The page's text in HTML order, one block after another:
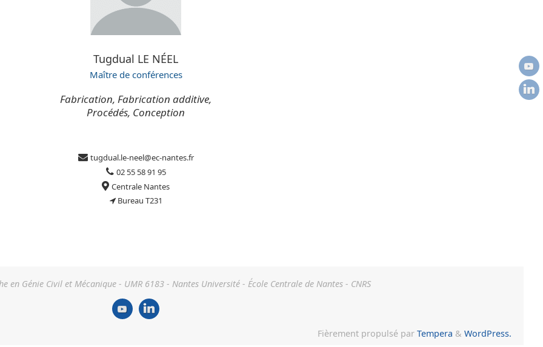
Tugdual LE NÉEL
Maître de conférences
02 55 58 91 95
Centrale Nantes
tugdual.le-neel@ec-nantes.fr
Bureau T231
Fabrication, Fabrication additive,
Procédés, Conception
en Génie Civil et Mécanique - UMR 6183 - Nantes Université - École Centrale de Nantes - CNRS
Fièrement propulsé par Tempera & WordPress.